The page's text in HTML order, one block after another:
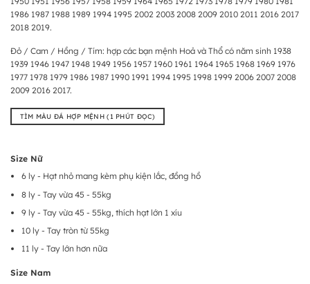
1986 1987 1988 1989 1994 1995 2002 2003 2008 2009 2010 2011 2016 2017
2018 2019.
Đỏ / Cam / Hồng / Tím: hợp các bạn mệnh Hoả và Thổ có năm sinh 1938
1939 1946 1947 1948 1949 1956 1957 1960 1961 1964 1965 1968 1969 1976
1977 1978 1979 1986 1987 1990 1991 1994 1995 1998 1999 2006 2007 2008
2009 2016 2017.
TÌM MÀU ĐÁ HỢP MỆNH (1 PHÚT ĐỌC)
Size Nữ
6 ly - Hạt nhỏ mang kèm phụ kiện lắc, đồng hồ
8 ly - Tay vừa 45 - 55kg
9 ly - Tay vừa 45 - 55kg, thích hạt lớn 1 xíu
10 ly - Tay tròn từ 55kg
11 ly - Tay lớn hơn nữa
Size Nam